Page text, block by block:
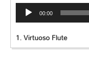
Audio
Player 00:00
1.Virtuoso Flute